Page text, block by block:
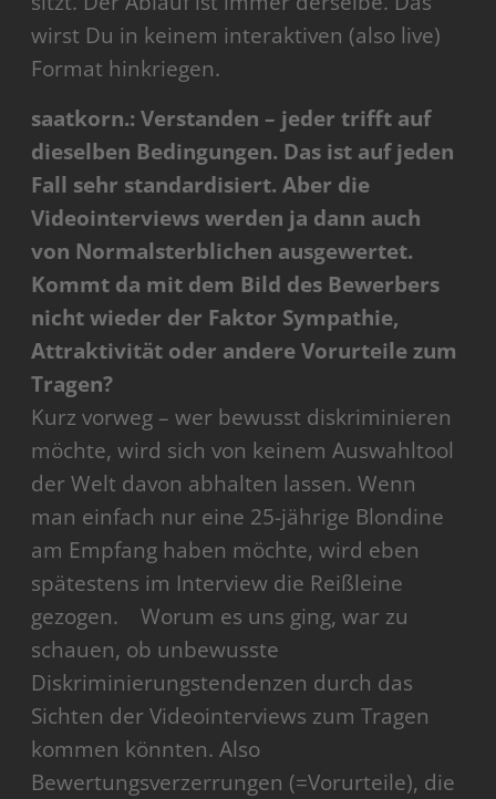
wirst Du in keinem interaktiven (also live)
Format hinkriegen.
saatkorn.: Verstanden – jeder trifft auf
dieselben Bedingungen. Das ist auf jeden
Fall sehr standardisiert. Aber die
Videointerviews werden ja dann auch
von Normalsterblichen ausgewertet.
Kommt da mit dem Bild des Bewerbers
nicht wieder der Faktor Sympathie,
Attraktivität oder andere Vorurteile zum
Tragen?
Kurz vorweg – wer bewusst diskriminieren
möchte, wird sich von keinem Auswahltool
der Welt davon abhalten lassen. Wenn
man einfach nur eine 25-jährige Blondine
am Empfang haben möchte, wird eben
spätestens im Interview die Reißleine
gezogen. Worum es uns ging, war zu
schauen, ob unbewusste
Diskriminierungstendenzen durch das
Sichten der Videointerviews zum Tragen
kommen könnten. Also
Bewertungsverzerrungen (=Vorurteile), die